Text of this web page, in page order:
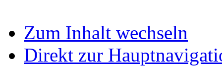
Zum Inhalt wechseln
Direkt zur